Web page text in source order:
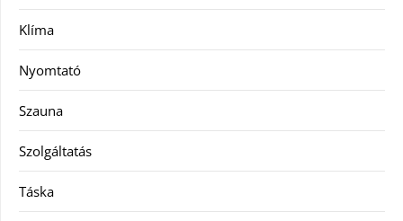
Klíma
Nyomtató
Szauna
Szolgáltatás
Táska